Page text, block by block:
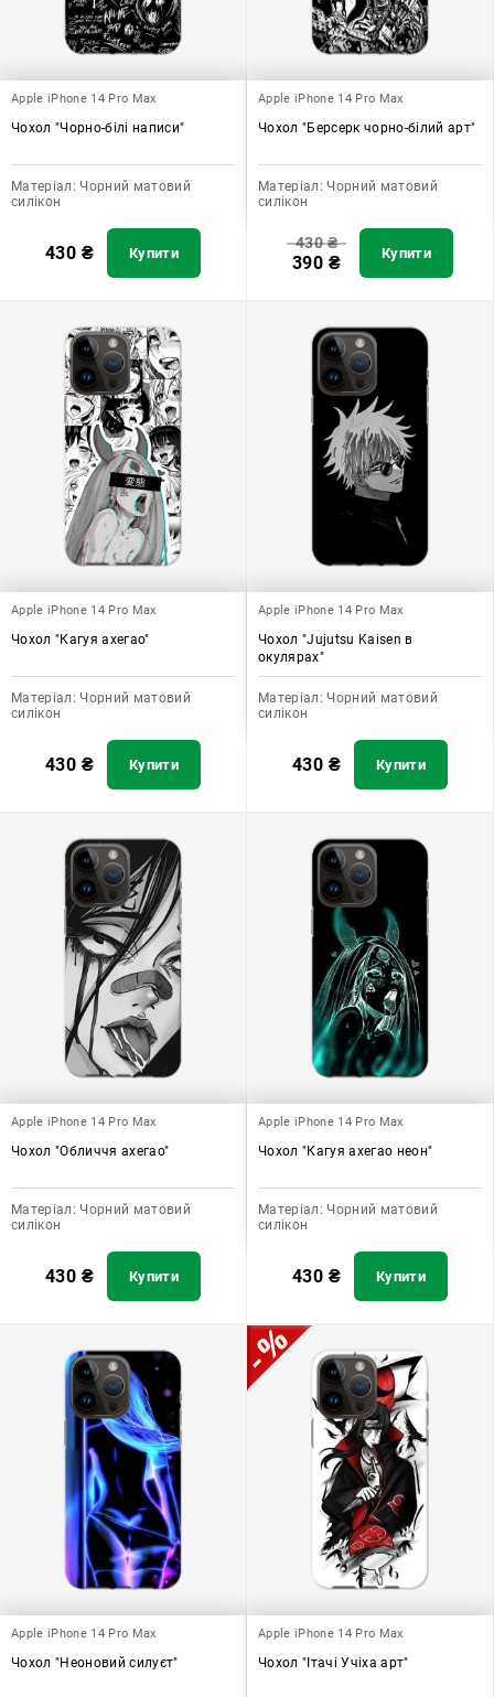
Apple iPhone 14 Pro Max
Чохол "Чорно-білі написи"
Матеріал: Чорний матовий
силікон
430 ₴ Купити
Apple iPhone 14 Pro Max
Чохол "Берсерк чорно-білий арт"
Матеріал: Чорний матовий
силікон
430₴
390 ₴ Купити
Apple iPhone 14 Pro Max
Чохол "Кагуя ахегао"
Матеріал: Чорний матовий
силікон
430 ₴ Купити
Apple iPhone 14 Pro Max
Чохол "Jujutsu Kaisen в
окулярах"
Матеріал: Чорний матовий
силікон
430 ₴ Купити
Apple iPhone 14 Pro Max
Чохол "Обличчя ахегао"
Матеріал: Чорний матовий
силікон
430 ₴ Купити
Apple iPhone 14 Pro Max
Чохол "Кагуя ахегао неон"
Матеріал: Чорний матовий
силікон
430 ₴ Купити
Apple iPhone 14 Pro Max
Чохол "Неоновий силуєт"
Apple iPhone 14 Pro Max
Чохол "Ітачі Учіха арт"